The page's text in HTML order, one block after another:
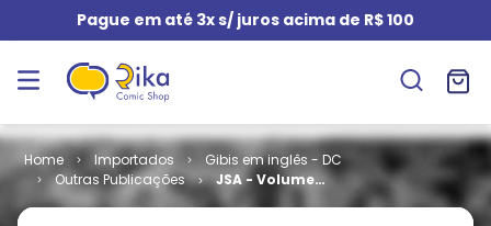
Pague em até 3x s/ juros acima de R$ 100
Importados
Gibis em inglês - DC
Outras Publicações
JSA - Volume 1
# 70